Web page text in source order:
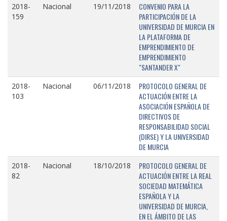
2018-
159
Nacional 19/11/2018
CONVENIO PARA LA
PARTICIPACIÓN DE LA
UNIVERSIDAD DE MURCIA EN
LA PLATAFORMA DE
EMPRENDIMIENTO DE
EMPRENDIMIENTO
"SANTANDER X"
2018-
103
Nacional 06/11/2018
PROTOCOLO GENERAL DE
ACTUACIÓN ENTRE LA
ASOCIACIÓN ESPAÑOLA DE
DIRECTIVOS DE
RESPONSABILIDAD SOCIAL
(DIRSE) Y LA UNIVERSIDAD
DE MURCIA
2018-
82
Nacional 18/10/2018
PROTOCOLO GENERAL DE
ACTUACIÓN ENTRE LA REAL
SOCIEDAD MATEMÁTICA
ESPAÑOLA Y LA
UNIVERSIDAD DE MURCIA,
EN EL ÁMBITO DE LAS